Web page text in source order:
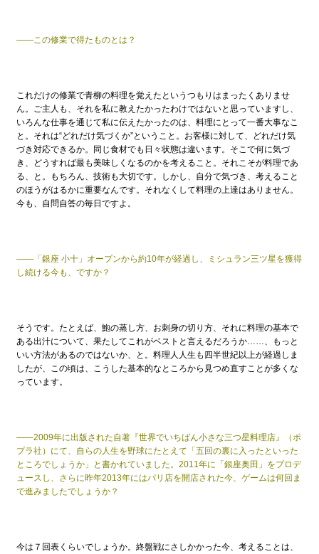
——この修業で得たものとは？
これだけの修業で青柳の料理を覚えたというつもりはまったくありませ
ん。ご主人も、それを私に教えたかったわけではないと思っていますし、
いろんな仕事を通じて私に伝えたかったのは、料理にとって一番大事なこ
と。それは“どれだけ気づくか”ということ。お客様に対して、どれだけ気
づき対応できるか。同じ食材でも日々状態は違います。そこで何に気づ
き、どうすれば最も美味しくなるのかを考えること。それこそが料理であ
る、と。もちろん、技術も大切です。しかし、自分で気づき、考えること
のほうがはるかに重要なんです。それなくして料理の上達はありません。
今も、自問自答の毎日ですよ。
——「銀座 小十」オープンから約10年が経過し、ミシュラン三ツ星を獲得
し続ける今も、ですか？
そうです。たとえば、鮑の蒸し方、お刺身の切り方、それに料理の基本で
ある出汁について、果たしてこれがベストと言えるだろうか……、もっと
いい方法があるのではないか、と。料理人人生も四半世紀以上が経過しま
したが、この頃は、こうした基本的なところから見つめ直すことが多くな
っています。
——2009年に出版された自著『世界でいちばん小さな三つ星料理店』（ポ
プラ社）にて、自らの人生を野球にたとえて「五回の裏に入ったといった
ところでしょうか」と書かれていました。2011年に「銀座奥田」をプロデ
ュースし、さらに昨年2013年にはパリ店を開店された今、ゲームは何回ま
で進みましたでしょうか？
今は７回表くらいでしょうか。終盤戦にさしかかった今、考えることは、